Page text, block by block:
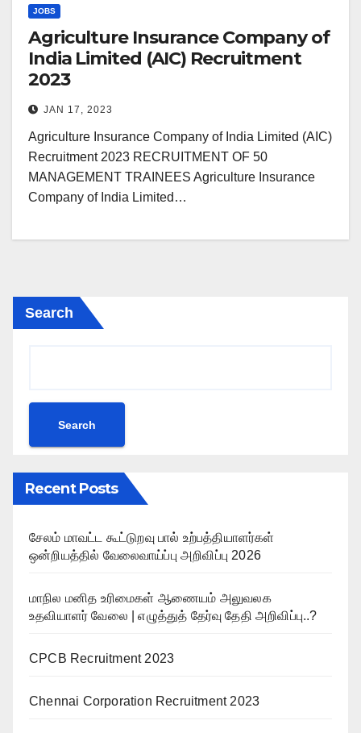
JOBS
Agriculture Insurance Company of
India Limited (AIC) Recruitment
2023
JAN 17, 2023
Agriculture Insurance Company of India Limited (AIC)
Recruitment 2023 RECRUITMENT OF 50
MANAGEMENT TRAINEES Agriculture Insurance
Company of India Limited…
Search
Search
Recent Posts
சேலம் மாவட்ட கூட்டுறவு பால் உற்பத்தியாளர்கள்
ஒன்றியத்தில் வேலைவாய்ப்பு அறிவிப்பு 2026
மாநில மனித உரிமைகள் ஆணையம் அலுவலக
உதவியாளர் வேலை | எழுத்துத் தேர்வு தேதி அறிவிப்பு..?
CPCB Recruitment 2023
Chennai Corporation Recruitment 2023